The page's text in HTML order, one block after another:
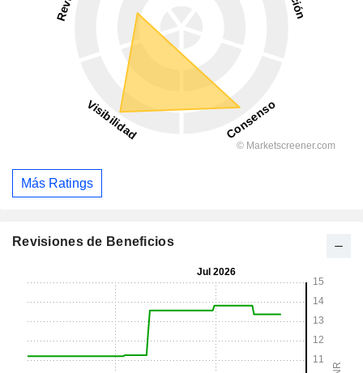
Más Ratings
Revisiones de Beneficios